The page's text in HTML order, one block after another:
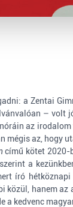
a Zentai
– volt
az
mégis az, hogy
című kötet 2020-
a
író
közül, hanem
a kedvenc